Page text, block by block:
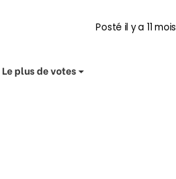
Posté il y a 11 mois
Le plus de votes